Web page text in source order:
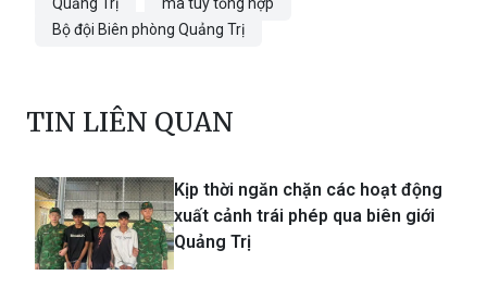
Kịp thời ngăn chặn các hoạt động
Quảng Trị